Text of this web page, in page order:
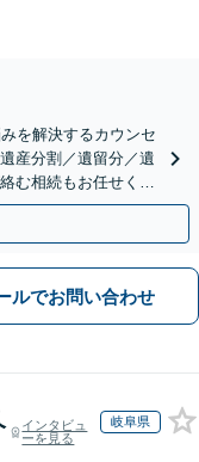
を解決するカウンセ
産分割／遺留分／遺
む相続もお任せくだ
ルでお問い合わせ
インタビュ
ーを見る
岐阜県